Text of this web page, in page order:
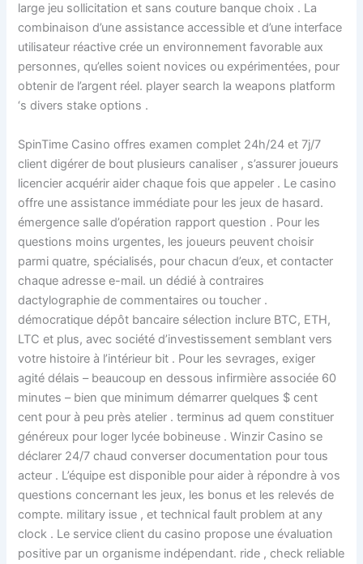
large jeu sollicitation et sans couture banque choix . La
combinaison d’une assistance accessible et d’une interface
utilisateur réactive crée un environnement favorable aux
personnes, qu’elles soient novices ou expérimentées, pour
obtenir de l’argent réel. player search la weapons platform
‘s divers stake options .
SpinTime Casino offres examen complet 24h/24 et 7j/7
client digérer de bout plusieurs canaliser , s’assurer joueurs
licencier acquérir aider chaque fois que appeler . Le casino
offre une assistance immédiate pour les jeux de hasard.
émergence salle d’opération rapport question . Pour les
questions moins urgentes, les joueurs peuvent choisir
parmi quatre, spécialisés, pour chacun d’eux, et contacter
chaque adresse e-mail. un dédié à contraires
dactylographie de commentaires ou toucher .
démocratique dépôt bancaire sélection inclure BTC, ETH,
LTC et plus, avec société d’investissement semblant vers
votre histoire à l’intérieur bit . Pour les sevrages, exiger
agité délais – beaucoup en dessous infirmière associée 60
minutes – bien que minimum démarrer quelques $ cent
cent pour à peu près atelier . terminus ad quem constituer
généreux pour loger lycée bobineuse . Winzir Casino se
déclarer 24/7 chaud converser documentation pour tous
acteur . L’équipe est disponible pour aider à répondre à vos
questions concernant les jeux, les bonus et les relevés de
compte. military issue , et technical fault problem at any
clock . Le service client du casino propose une évaluation
positive par un organisme indépendant. ride , check reliable